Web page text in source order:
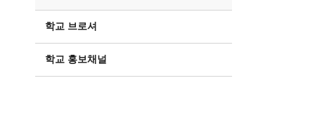
학교 브로셔
학교 홍보채널